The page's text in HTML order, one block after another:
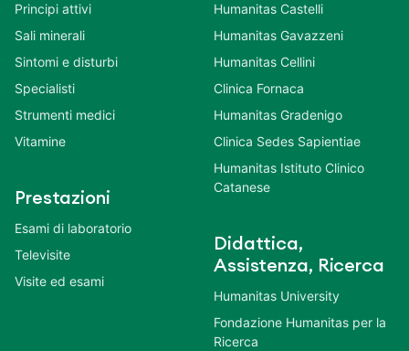
Principi attivi
Sali minerali
Sintomi e disturbi
Specialisti
Strumenti medici
Vitamine
Prestazioni
Esami di laboratorio
Televisite
Visite ed esami
Humanitas Castelli
Humanitas Gavazzeni
Humanitas Cellini
Clinica Fornaca
Humanitas Gradenigo
Clinica Sedes Sapientiae
Humanitas Istituto Clinico
Catanese
Didattica,
Assistenza, Ricerca
Humanitas University
Fondazione Humanitas per la
Ricerca